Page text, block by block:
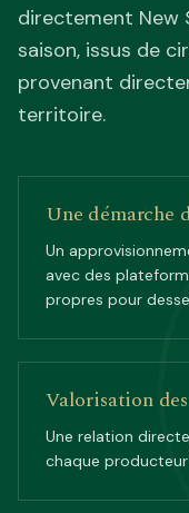
directement New
saison, issus de
provenant
territoire.
Une démarche
Un
avec des
propres pour
Valorisation
Une relation
chaque